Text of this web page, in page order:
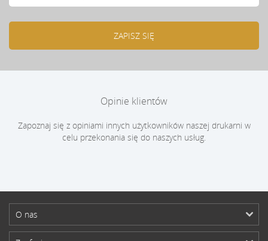
Opinie klientów
Zapoznaj się z opiniami innych użytkowników naszej drukarni w
celu przekonania się do naszych usług.
O nas